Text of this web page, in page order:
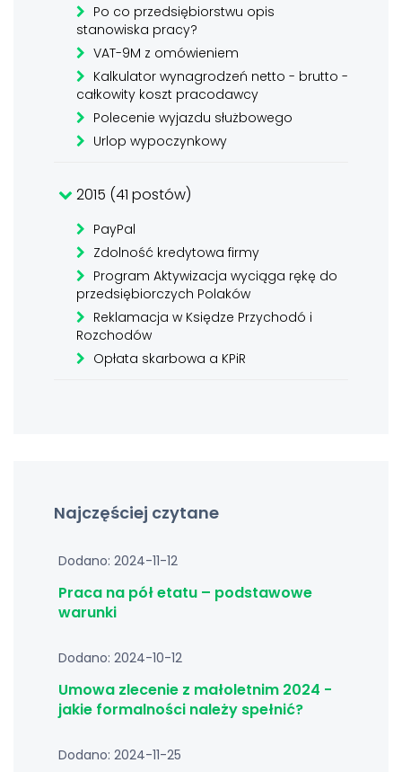
Po co przedsiębiorstwu opis
stanowiska pracy?
VAT-9M z omówieniem
Kalkulator wynagrodzeń netto - brutto -
całkowity koszt pracodawcy
Polecenie wyjazdu służbowego
Urlop wypoczynkowy
2015 (41 postów)
PayPal
Zdolność kredytowa firmy
Program Aktywizacja wyciąga rękę do
przedsiębiorczych Polaków
Reklamacja w Księdze Przychodó i
Rozchodów
Opłata skarbowa a KPiR
Najczęściej czytane
Dodano: 2024-11-12
Praca na pół etatu – podstawowe
warunki
Dodano: 2024-10-12
Umowa zlecenie z małoletnim 2024 -
jakie formalności należy spełnić?
Dodano: 2024-11-25